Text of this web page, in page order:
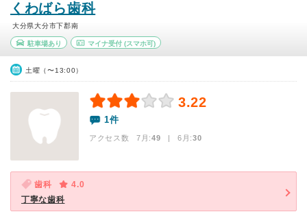
くわばら歯科
大分県大分市下郡南
駐車場あり マイナ受付(スマホ可)
土曜（〜13:00）
3.22
1件
アクセス数 7月:49 | 6月:30
歯科
4.0
丁寧な歯科